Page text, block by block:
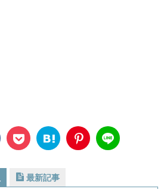
最新記事